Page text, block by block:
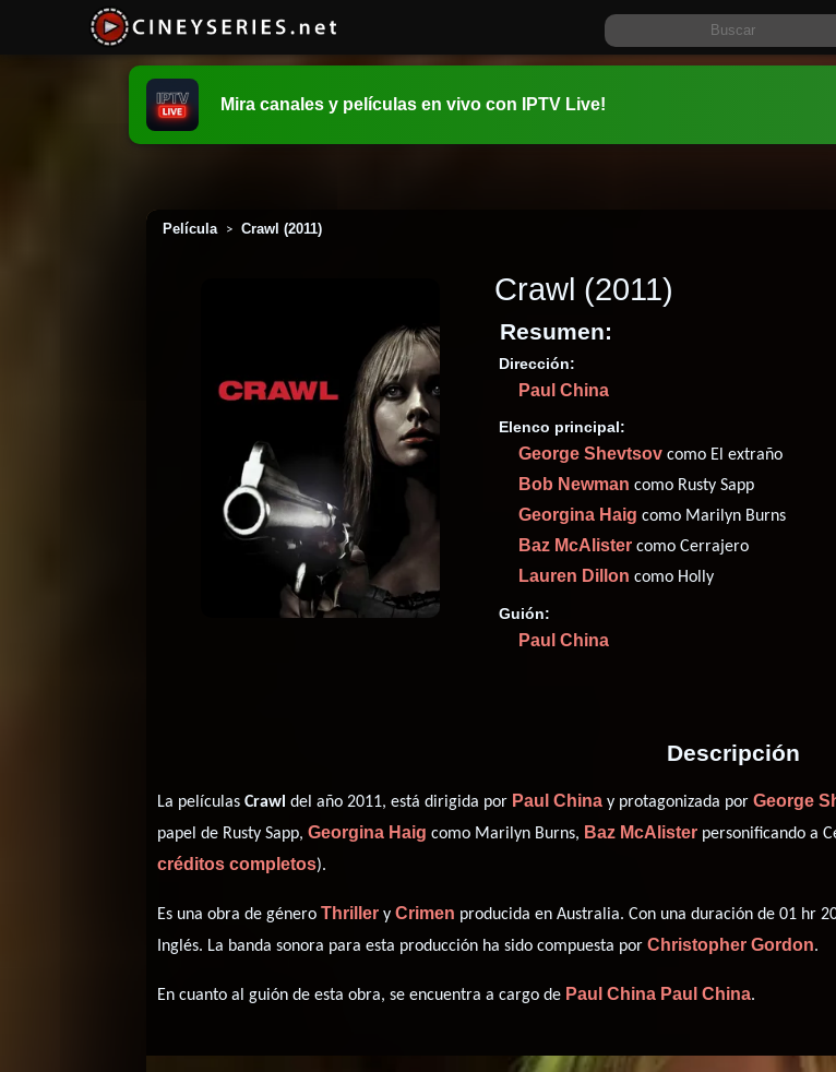
Mira canales y películas en vivo con IPTV Live!
Película > Crawl (2011)
Crawl (2011)
Resumen:
Dirección:
Paul China
Elenco principal:
George Shevtsov como El extraño
Bob Newman como Rusty Sapp
Georgina Haig como Marilyn Burns
Baz McAlister como Cerrajero
Lauren Dillon como Holly
Guión:
Paul China
Descripción
La películasCrawl del año 2011, está dirigida por Paul China y protagonizada porGeorge
papel de Rusty Sapp,Georgina Haig como Marilyn Burns, Baz McAlister personificando a
créditos completos).
Es una obra de géneroThriller yCrimen producida en Australia. Con una duración de 01 hr
Inglés. La banda sonora para esta producción ha sido compuesta porChristopher Gordon.
En cuanto al guión de esta obra, se encuentra a cargo de Paul China Paul China.